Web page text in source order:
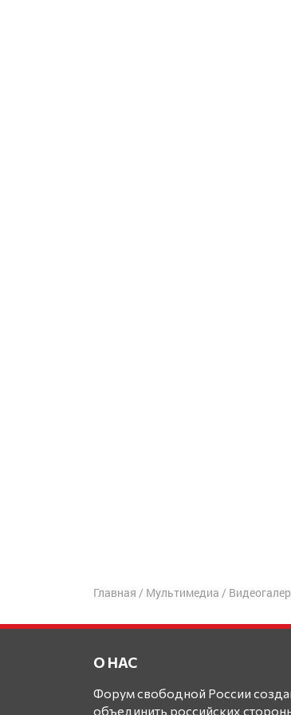
Главная / Мультимедиа /
О НАС
Форум свободной России
объединить российских